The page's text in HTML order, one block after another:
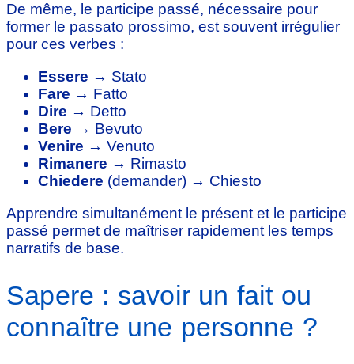
De même, le participe passé, nécessaire pour
former le passato prossimo, est souvent irrégulier
pour ces verbes :
Essere → Stato
Fare → Fatto
Dire → Detto
Bere → Bevuto
Venire → Venuto
Rimanere → Rimasto
Chiedere (demander) → Chiesto
Apprendre simultanément le présent et le participe
passé permet de maîtriser rapidement les temps
narratifs de base.
Sapere : savoir un fait ou
connaître une personne ?